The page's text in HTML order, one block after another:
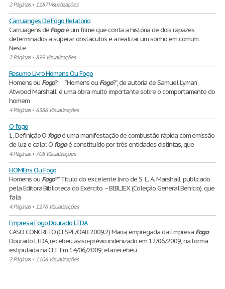
2 Páginas• 1187 Visualizações
Carruanges De Fogo Relatorio
Carruagens deFogoé um filme que conta a história de dois rapazes
determinados a superar obstáculos e a realizar um sonho em comum.
Neste
2 Páginas• 899 Visualizações
Resumo Livro Homens Ou Fogo
Homens ouFogo? “Homens ouFogo?”, de autoria de Samuel Lyman
Atwood Marshall, é uma obra muito importante sobre o comportamento do
homem
4 Páginas• 6386 Visualizações
O fogo
1. Definição O fogoé uma manifestação de combustão rápida com emissão
de luz e calor. O fogoé constituído por três entidades distintas, que
4 Páginas• 708 Visualizações
HOMEns Ou Fogo
Homens ouFogo?’’ Título do excelente livro de S. L. A. Marshall, publicado
pela Editora Biblioteca do Exército – BIBLIEX (Coleção General Benício), que
fala
4 Páginas• 1276 Visualizações
Empresa Fogo Dourado LTDA
CASO CONCRETO (CESPE/OAB 2009.2) Maria, empregada da Empresa Fogo
Dourado LTDA, recebeu aviso-prévio indenizado em 12/06/2009, na forma
estipulada na CLT. Em 14/06/2009, ela recebeu
2 Páginas• 1106 Visualizações